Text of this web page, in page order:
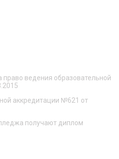
право ведения образовательной
аккредитации №621 от
получают диплом